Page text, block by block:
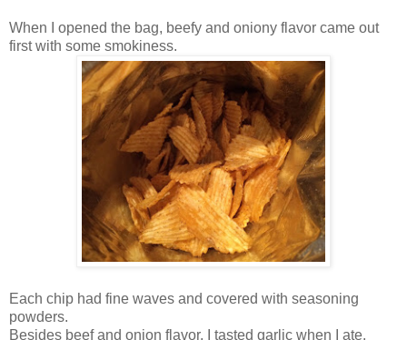
When I opened the bag, beefy and oniony flavor came out
first with some smokiness.
Each chip had fine waves and covered with seasoning
powders.
Besides beef and onion flavor, I tasted garlic when I ate.